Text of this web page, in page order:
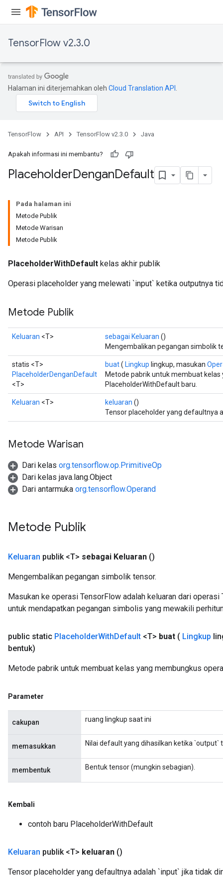
TensorFlow v2.3.0
Halaman ini diterjemahkan oleh Cloud Translation API
TensorFlow API TensorFlow v2.3.0 Java
Apakah informasi ini membantu?
PlaceholderDenganDefault
Pada halaman ini
Metode Publik
Metode Warisan
Metode Publik
PlaceholderWithDefault kelas akhir publik
Operasi placeholder yang melewati `input` ketika outputnya
Metode Publik
Keluaran <T> sebagai Keluaran ()
Mengembalikan pegangan simbolik
statis <T>
PlaceholderDenganDefault
<T>
buat( Lingkup lingkup, masukan
Metode pabrik untuk membuat
PlaceholderWithDefault baru.
Keluaran <T> keluaran ()
Tensor placeholder yang defaultnya
Metode Warisan
Dari kelas org.tensorflow.op.PrimitiveOp
Dari kelas java.lang.Object
Dari antarmuka org.tensorflow.Operand
Metode Publik
Keluaran publik <T> sebagai Keluaran ()
Mengembalikan pegangan simbolik tensor.
Masukan ke operasi TensorFlow adalah keluaran dari
untuk mendapatkan pegangan simbolis yang mewakili
public static PlaceholderWithDefault <T> buat ( Lingkup
bentuk)
Metode pabrik untuk membuat kelas yang membungkus
Parameter
cakupan ruang lingkup saat ini
memasukkan Nilai default yang dihasilkan ketika `output`
membentuk Bentuk tensor (mungkin sebagian).
Kembali
contoh baru PlaceholderWithDefault
Keluaran publik <T> keluaran ()
Tensor placeholder yang defaultnya adalah `input` jika tidak